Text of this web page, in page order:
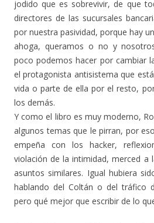
jodido que es sobrevivir, de que
directores de las sucursales
por nuestra pasividad, porque hay
ahoga, queramos o no y
poco podemos hacer por cambiar
el protagonista antisistema que
vida o parte de ella por el resto,
los demás.
Y como el libro es muy moderno,
algunos temas que le pirran, por
empeña con los hacker,
violación de la intimidad, merced a
asuntos similares. Igual hubiera
hablando del Coltán o del tráfico
pero qué mejor que escribir de lo